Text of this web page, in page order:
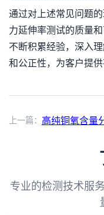
通过对上述常见问题
力延伸率测试的质量
不断积累经验，深入
和公正性，为客户提供
上一篇： 高纯铜氧含量
专业的检测技术服